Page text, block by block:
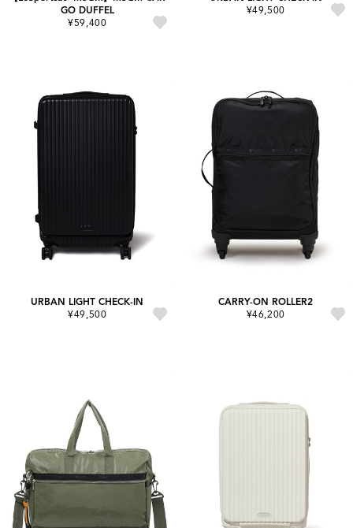
GO DUFFEL
¥59,400
¥49,500
URBAN LIGHT CHECK-IN
¥49,500
CARRY-ON ROLLER2
¥46,200